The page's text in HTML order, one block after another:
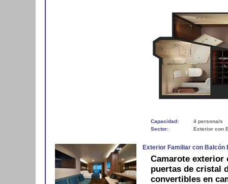
Capacidad:
4 persona/s
Sector:
Exterior con
Exterior Familiar con Balcón
Camarote exterior
puertas de cristal
convertibles en